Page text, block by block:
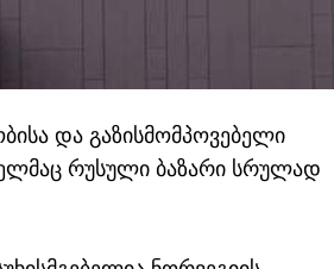
და გაზისმომპოვებელი
რუსული ბაზარი სრულად